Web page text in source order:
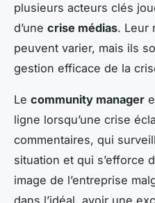
plusieurs acteurs clés
d’une crise médias. Leur
peuvent varier, mais ils
gestion efficace de la
Le community manager
ligne lorsqu’une crise
commentaires, qui
situation et qui s’efforce
image de l’entreprise